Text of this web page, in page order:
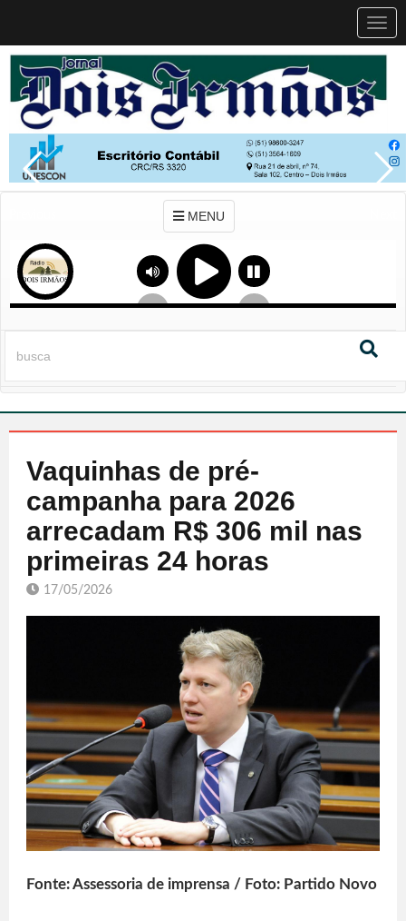
MENU
Vaquinhas de pré-
campanha para 2026
arrecadam R$ 306 mil nas
primeiras 24 horas
17/05/2026
Fonte: Assessoria de imprensa / Foto: Partido Novo